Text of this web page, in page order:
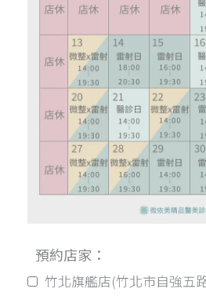
預約店家：
竹北旗艦店(竹北市自強五